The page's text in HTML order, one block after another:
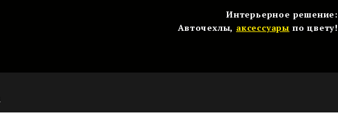
Интерьерное решение:
Авточехлы, аксессуары по цвету!